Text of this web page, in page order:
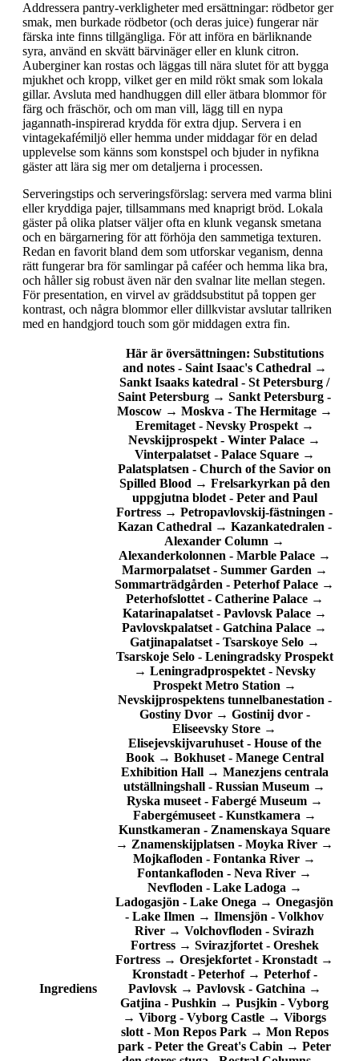
Addressera pantry-verkligheter med ersättningar: rödbetor ger
smak, men burkade rödbetor (och deras juice) fungerar när
färska inte finns tillgängliga. För att införa en bärliknande
syra, använd en skvätt bärvinäger eller en klunk citron.
Auberginer kan rostas och läggas till nära slutet för att bygga
mjukhet och kropp, vilket ger en mild rökt smak som lokala
gillar. Avsluta med handhuggen dill eller ätbara blommor för
färg och fräschör, och om man vill, lägg till en nypa
jagannath-inspirerad krydda för extra djup. Servera i en
vintagekafémiljö eller hemma under middagar för en delad
upplevelse som känns som konstspel och bjuder in nyfikna
gäster att lära sig mer om detaljerna i processen.
Serveringstips och serveringsförslag: servera med varma blini
eller kryddiga pajer, tillsammans med knaprigt bröd. Lokala
gäster på olika platser väljer ofta en klunk vegansk smetana
och en bärgarnering för att förhöja den sammetiga texturen.
Redan en favorit bland dem som utforskar veganism, denna
rätt fungerar bra för samlingar på caféer och hemma lika bra,
och håller sig robust även när den svalnar lite mellan stegen.
För presentation, en virvel av gräddsubstitut på toppen ger
kontrast, och några blommor eller dillkvistar avslutar tallriken
med en handgjord touch som gör middagen extra fin.
Ingrediens
Här är översättningen: Substitutions
and notes- Saint Isaac's Cathedral→
Sankt Isaaks katedral - St Petersburg /
Saint Petersburg → Sankt Petersburg -
Moscow→ Moskva - The Hermitage→
Eremitaget- Nevsky Prospekt→
Nevskijprospekt - Winter Palace →
Vinterpalatset- Palace Square→
Palatsplatsen - Church of the Savior on
Spilled Blood → Frelsarkyrkan på den
uppgjutna blodet- Peter and Paul
Fortress → Petropavlovskij-fästningen -
Kazan Cathedral→ Kazankatedralen -
Alexander Column →
Alexanderkolonnen - Marble Palace→
Marmorpalatset- Summer Garden →
Sommarträdgården - Peterhof Palace →
Peterhofslottet- Catherine Palace→
Katarinapalatset- Pavlovsk Palace→
Pavlovskpalatset - Gatchina Palace →
Gatjinapalatset- Tsarskoye Selo→
Tsarskoje Selo- Leningradsky Prospekt
→ Leningradprospektet- Nevsky
Prospekt Metro Station →
Nevskijprospektens tunnelbanestation -
Gostiny Dvor→ Gostinij dvor-
Eliseevsky Store →
Elisejevskijvaruhuset- House of the
Book→ Bokhuset- Manege Central
Exhibition Hall→ Manezjens centrala
utställningshall - Russian Museum →
Ryska museet- Fabergé Museum→
Fabergémuseet- Kunstkamera →
Kunstkameran - Znamenskaya Square
→ Znamenskijplatsen - Moyka River →
Mojkafloden - Fontanka River →
Fontankafloden - Neva River →
Nevfloden - Lake Ladoga →
Ladogasjön - Lake Onega → Onegasjön
- Lake Ilmen → Ilmensjön - Volkhov
River → Volchovfloden - Svirazh
Fortress→ Svirazjfortet- Oreshek
Fortress → Oresjekfortet - Kronstadt →
Kronstadt- Peterhof→ Peterhof-
Pavlovsk→ Pavlovsk- Gatchina →
Gatjina - Pushkin → Pusjkin - Vyborg
→ Viborg - Vyborg Castle → Viborgs
slott- Mon Repos Park→ Mon Repos
park - Peter the Great's Cabin → Peter